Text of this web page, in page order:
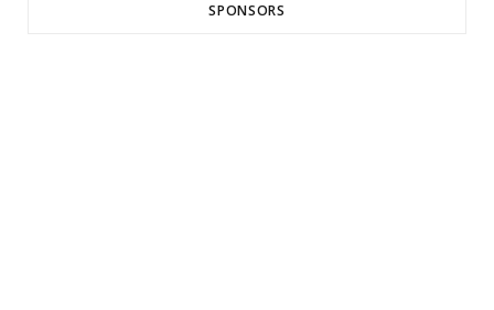
SPONSORS